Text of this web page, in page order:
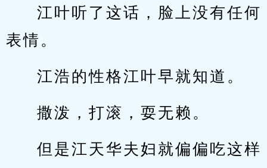
江叶听了这话，脸上没有任何
表情。
江浩的性格江叶早就知道。
撒泼，打滚，耍无赖。
但是江天华夫妇就偏偏吃这样